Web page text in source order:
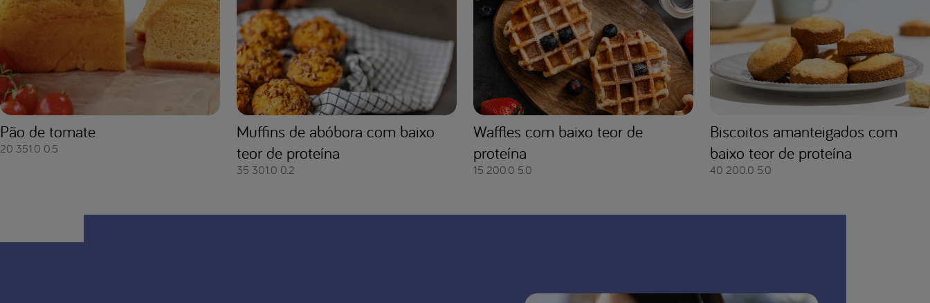
Pão de tomate
20 351.0 0.5
Muffins de abóbora com baixo
teor de proteína
35 301.0 0.2
Waffles com baixo teor de
proteína
15 200.0 5.0
Biscoitos amanteigados com
baixo teor de proteína
40 200.0 5.0